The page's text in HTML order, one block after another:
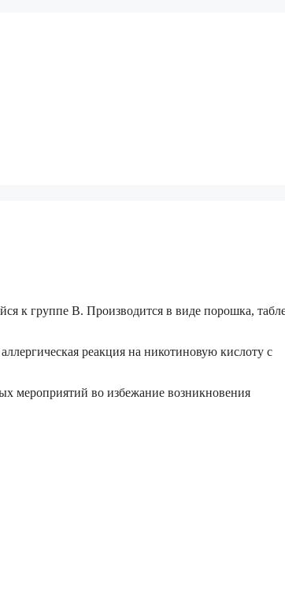
к группе B. Производится в виде порошка,
реакция на никотиновую кислоту с
мероприятий во избежание возникновения